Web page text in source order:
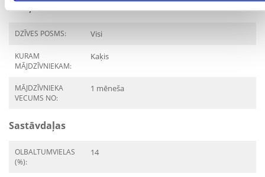
Mērķis
DZĪVES POSMS: Visi
KURAM
MĀJDZĪVNIEKAM:
Kaķis
MĀJDZĪVNIEKA
VECUMS NO:
1 mēneša
Sastāvdaļas
OLBALTUMVIELAS
(%):
14